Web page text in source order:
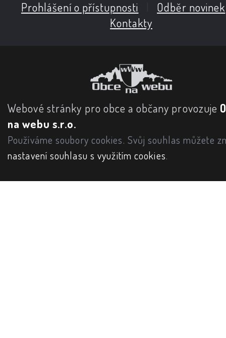
Prohlášení o přístupnosti Odběr novinek
Kontakty
Webové stránky pro obce a občany provozuje
na webu s.r.o.
Používáme soubory cookies. Svůj souhlas můžete
nastavení souhlasu s využitím cookies.